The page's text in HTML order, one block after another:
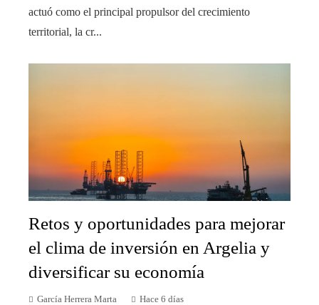
actuó como el principal propulsor del crecimiento
territorial, la cr...
Retos y oportunidades para mejorar
el clima de inversión en Argelia y
diversificar su economía
García Herrera Marta Hace 6 días